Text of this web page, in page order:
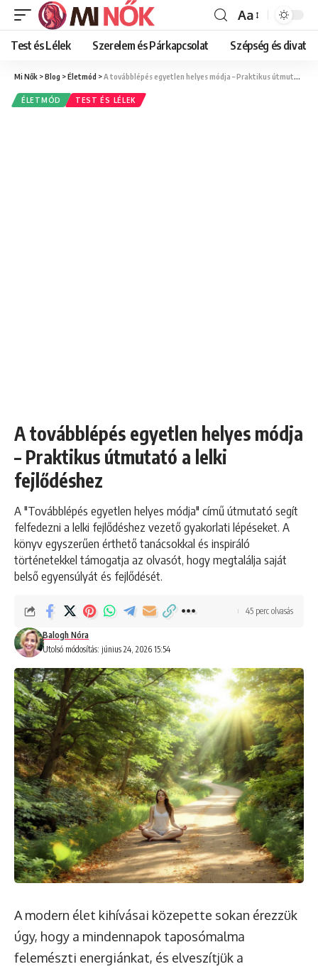
Font
Resizer
Aa
Test és Lélek Szerelem és Párkapcsolat Szépség és divat
Mi Nők >Blog >Életmód >A továbblépés egyetlen helyes módja – Praktikus útmutató a lelki fejlődéshez
ÉLETMÓD TEST ÉS LÉLEK
A továbblépés egyetlen helyes módja
– Praktikus útmutató a lelki
fejlődéshez
A "Továbblépés egyetlen helyes módja" című útmutató segít
felfedezni a lelki fejlődéshez vezető gyakorlati lépéseket. A
könyv egyszerűen érthető tanácsokkal és inspiráló
történetekkel támogatja az olvasót, hogy megtalálja saját
belső egyensúlyát és fejlődését.
Utolsó módosítás: június 24, 2026 15:54
Balogh Nóra
45 perc olvasás
A modern élet kihívásai közepette sokan érezzük
úgy, hogy a mindennapok taposómalma
felemészti energiánkat, és elveszítjük a